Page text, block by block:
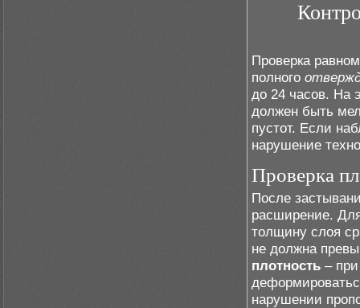
Проверка
полного
до 24 часов. На
должен быть
пустот. Если
нарушение
Проверка
После
расширение.
толщину слоя
не должна
плотность –
нарушении